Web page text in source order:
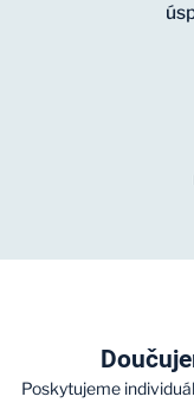
Poskytujeme